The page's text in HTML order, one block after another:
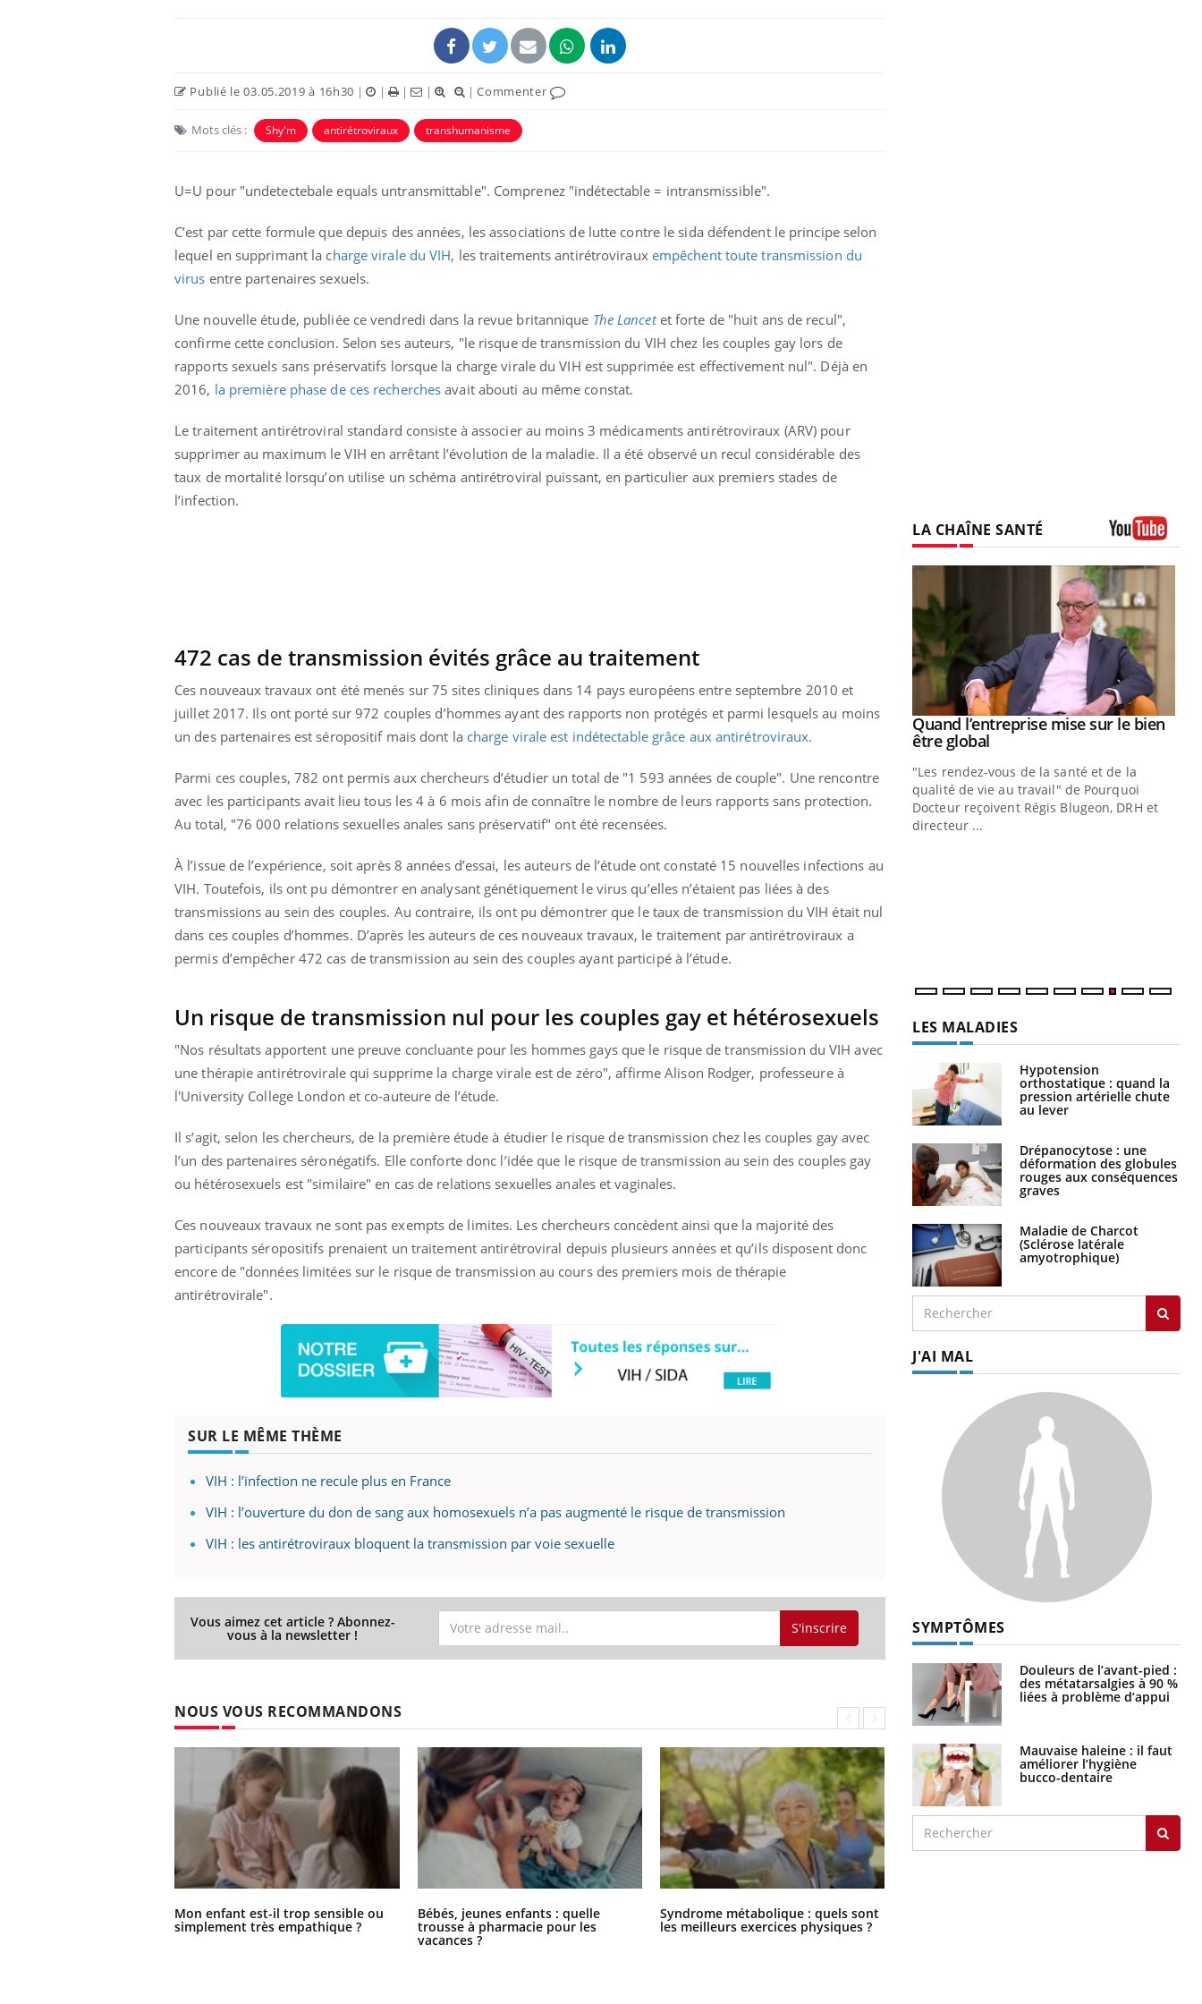
Publié le 03.05.2019 à 16h30 | | | | |Commenter
Mots clés : Shy'm antirétroviraux transhumanisme
U=U pour "undetectebale equals untransmittable". Comprenez "indétectable = intransmissible".
C’est par cette formule que depuis des années, les associations de lutte contre le sida défendent le principe selon
lequel en supprimant la charge virale du VIH, les traitements antirétroviraux empêchent toute transmission du
virus entre partenaires sexuels.
Une nouvelle étude, publiée ce vendredi dans la revue britannique The Lancetet forte de "huit ans de recul",
confirme cette conclusion. Selon ses auteurs, "le risque de transmission du VIH chez les couples gay lors de
rapports sexuels sans préservatifs lorsque la charge virale du VIH est supprimée est effectivement nul". Déjà en
2016, la première phase de ces recherches avait abouti au même constat.
Le traitement antirétroviral standard consiste à associer au moins 3 médicaments antirétroviraux (ARV) pour
supprimer au maximum le VIH en arrêtant l’évolution de la maladie. Il a été observé un recul considérable des
taux de mortalité lorsqu’on utilise un schéma antirétroviral puissant, en particulier aux premiers stades de
l’infection.
472 cas de transmission évités grâce au traitement
Ces nouveaux travaux ont été menés sur 75 sites cliniques dans 14 pays européens entre septembre 2010 et
juillet 2017. Ils ont porté sur 972 couples d’hommes ayant des rapports non protégés et parmi lesquels au moins
un des partenaires est séropositif mais dont la charge virale est indétectable grâce aux antirétroviraux.
Parmi ces couples, 782 ont permis aux chercheurs d’étudier un total de "1 593 années de couple". Une rencontre
avec les participants avait lieu tous les 4 à 6 mois afin de connaître le nombre de leurs rapports sans protection.
Au total, "76 000 relations sexuelles anales sans préservatif" ont été recensées.
À l’issue de l’expérience, soit après 8 années d’essai, les auteurs de l’étude ont constaté 15 nouvelles infections au
VIH. Toutefois, ils ont pu démontrer en analysant génétiquement le virus qu’elles n’étaient pas liées à des
transmissions au sein des couples. Au contraire, ils ont pu démontrer que le taux de transmission du VIH était nul
dans ces couples d’hommes. D’après les auteurs de ces nouveaux travaux, le traitement par antirétroviraux a
permis d’empêcher 472 cas de transmission au sein des couples ayant participé à l’étude.
Un risque de transmission nul pour les couples gay et hétérosexuels
"Nos résultats apportent une preuve concluante pour les hommes gays que le risque de transmission du VIH avec
une thérapie antirétrovirale qui supprime la charge virale est de zéro", affirme Alison Rodger, professeure à
l'University College London et co-auteure de l’étude.
Il s’agit, selon les chercheurs, de la première étude à étudier le risque de transmission chez les couples gay avec
l’un des partenaires séronégatifs. Elle conforte donc l’idée que le risque de transmission au sein des couples gay
ou hétérosexuels est "similaire" en cas de relations sexuelles anales et vaginales.
Ces nouveaux travaux ne sont pas exempts de limites. Les chercheurs concèdent ainsi que la majorité des
participants séropositifs prenaient un traitement antirétroviral depuis plusieurs années et qu’ils disposent donc
encore de "données limitées sur le risque de transmission au cours des premiers mois de thérapie
antirétrovirale".
SUR LE MÊME THÈME
VIH : l’infection ne recule plus en France
VIH : l’ouverture du don de sang aux homosexuels n’a pas augmenté le risque de transmission
VIH : les antirétroviraux bloquent la transmission par voie sexuelle
Vous aimez cet article ? Abonnez-
vous à la newsletter ! S'inscrire
NOUS VOUS RECOMMANDONS
Mon enfant est-il trop sensible ou
simplement très empathique ?
Bébés, jeunes enfants : quelle
trousse à pharmacie pour les
vacances ?
Syndrome métabolique : quels sont
les meilleurs exercices physiques ?
LA CHAÎNE SANTÉ
Diabète & Ramadan 2026Youtube
nombreuses personnes atteintes de
diabète, c'est une période de questions, de
défis, mais ...
Youtube
Un « jumeau numérique » pour
faciliter l’accès à la médecine
mutualiste innove en matière de bilan de
santé : l'utilisation d'un « jumeau
Youtube
COUP DE FOOD sur le diabèteYoutube
nouveau rendez-vous culinaire qui
bouscule les idées reçues ! Dans cet
épisode, une ...
Youtube
Quand l’entreprise mise sur le bien
être globalYoutube
"Les rendez-vous de la santé et de la
qualité de vie au travail" de Pourquoi
Docteur reçoivent Régis Blugeon, DRH et
directeur ...
LES MALADIES
Hypotension
orthostatique : quand la
pression artérielle chute
au lever
Drépanocytose : une
déformation des globules
rouges aux conséquences
graves
Maladie de Charcot
(Sclérose latérale
amyotrophique)
J'AI MAL
SYMPTÔMES
Douleurs de l’avant-pied :
des métatarsalgies à 90 %
liées à problème d’appui
Mauvaise haleine : il faut
améliorer l’hygiène
bucco-dentaire